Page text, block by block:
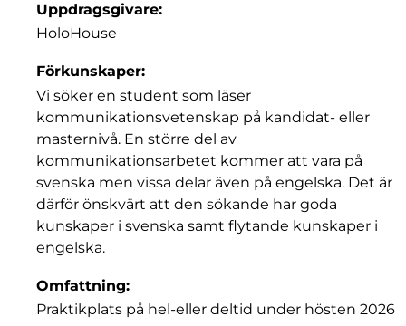
Uppdragsgivare:
HoloHouse
Förkunskaper:
Vi söker en student som läser
kommunikationsvetenskap på kandidat- eller
masternivå. En större del av
kommunikationsarbetet kommer att vara på
svenska men vissa delar även på engelska. Det är
därför önskvärt att den sökande har goda
kunskaper i svenska samt flytande kunskaper i
engelska.
Omfattning:
Praktikplats på hel-eller deltid under hösten 2026